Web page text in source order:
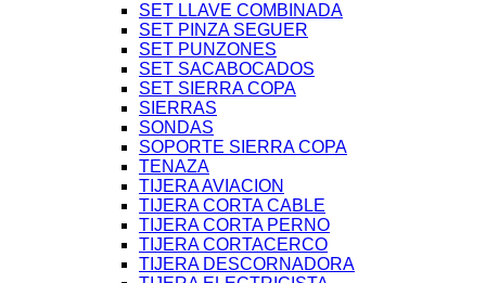
SET LLAVE COMBINADA
SET PINZA SEGUER
SET PUNZONES
SET SACABOCADOS
SET SIERRA COPA
SIERRAS
SONDAS
SOPORTE SIERRA COPA
TENAZA
TIJERA AVIACION
TIJERA CORTA CABLE
TIJERA CORTA PERNO
TIJERA CORTACERCO
TIJERA DESCORNADORA